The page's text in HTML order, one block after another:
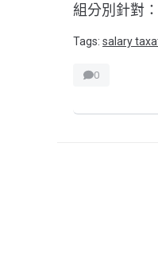
組分別針對
Tags: salary
0